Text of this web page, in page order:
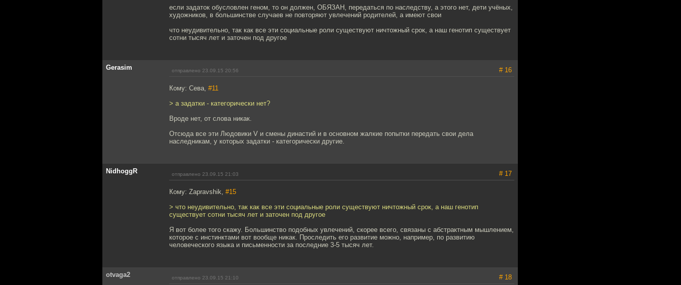
если задаток обусловлен геном, то он должен, ОБЯЗАН, передаться по наследству, а этого нет, дети учёных,
художников, в большинстве случаев не повторяют увлечений родителей, а имеют свои
что неудивительно, так как все эти социальные роли существуют ничтожный срок, а наш генотип существует
сотни тысяч лет и заточен под другое
Gerasim отправлено 23.09.15 20:56 # 16
Кому: Сева, #11
> а задатки - категорически нет?
Вроде нет, от слова никак.
Отсюда все эти Людовики V и смены династий и в основном жалкие попытки передать свои дела
наследникам, у которых задатки - категорически другие.
NidhoggR отправлено 23.09.15 21:03 # 17
Кому: Zapravshik, #15
> что неудивительно, так как все эти социальные роли существуют ничтожный срок, а наш генотип
существует сотни тысяч лет и заточен под другое
Я вот более того скажу. Большинство подобных увлечений, скорее всего, связаны с абстрактным мышлением,
которое с инстинктами вот вообще никак. Проследить его развитие можно, например, по развитию
человеческого языка и письменности за последние 3-5 тысяч лет.
otvaga2 отправлено 23.09.15 21:10 # 18